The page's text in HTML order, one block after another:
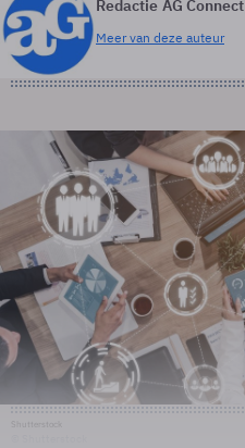
Redactie AG Connect
Meer van deze auteur